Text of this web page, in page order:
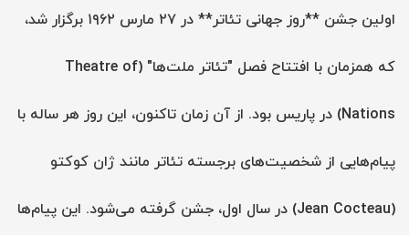
اولین جشن **روز جهانی تئاتر** در ۲۷ مارس ۱۹۶۲ برگزار شد،
که همزمان با افتتاح فصل "تئاتر ملت‌ها" (Theatre of
Nations) در پاریس بود. از آن زمان تاکنون، این روز هر ساله با
پیام‌هایی از شخصیت‌های برجسته تئاتر مانند ژان کوکتو
(Jean Cocteau) در سال اول، جشن گرفته می‌شود. این پیام‌ها